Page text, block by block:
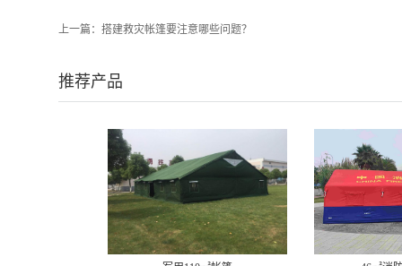
上一篇： 搭建救灾帐篷要注意哪些问题？
推荐产品